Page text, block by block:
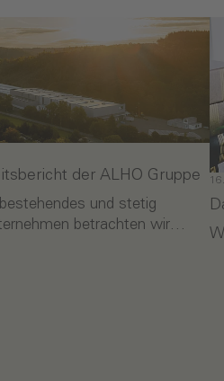
der ALHO Gruppe
und stetig
betrachten wir…